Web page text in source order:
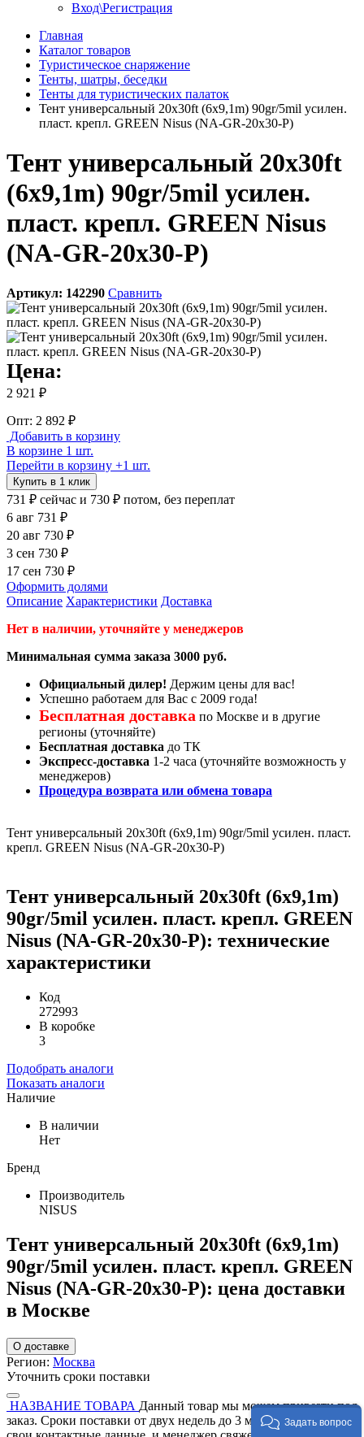
Вход\Регистрация
Главная
Каталог товаров
Туристическое снаряжение
Тенты, шатры, беседки
Тенты для туристических палаток
Тент универсальный 20x30ft (6x9,1m) 90gr/5mil усилен.
пласт. крепл. GREEN Nisus (NA-GR-20x30-P)
Тент универсальный 20x30ft
(6x9,1m) 90gr/5mil усилен.
пласт. крепл. GREEN Nisus
(NA-GR-20x30-P)
Артикул: 142290 Сравнить
Цена:
2 921 ₽
Опт: 2 892 ₽
Добавить в корзину
В корзине 1 шт.
Перейти в корзину +1 шт.
Купить в 1 клик
731 ₽ сейчас и 730 ₽ потом, без переплат
6 авг 731 ₽
20 авг 730 ₽
3 сен 730 ₽
17 сен 730 ₽
Оформить долями
Описание Характеристики Доставка
Нет в наличии, уточняйте у менеджеров
Минимальная сумма заказа 3000 руб.
Официальный дилер! Держим цены для вас!
Успешно работаем для Вас с 2009 года!
Бесплатная доставка по Москве и в другие
регионы (уточняйте)
Бесплатная доставка до ТК
Экспресс-доставка 1-2 часа (уточняйте возможность у
менеджеров)
Процедура возврата или обмена товара
Тент универсальный 20x30ft (6x9,1m) 90gr/5mil усилен. пласт.
крепл. GREEN Nisus (NA-GR-20x30-P)
Тент универсальный 20x30ft (6x9,1m)
90gr/5mil усилен. пласт. крепл. GREEN
Nisus (NA-GR-20x30-P): технические
характеристики
Код
272993
В коробке
3
Подобрать аналоги
Показать аналоги
Наличие
В наличии
Нет
Бренд
Производитель
NISUS
Тент универсальный 20x30ft (6x9,1m)
90gr/5mil усилен. пласт. крепл. GREEN
Nisus (NA-GR-20x30-P): цена доставки
в Москве
О доставке
Регион: Москва
Уточнить сроки поставки
НАЗВАНИЕ ТОВАРА Данный товар мы можем привезти под
заказ. Сроки поставки от двух недель до 3 месяцев. Оставте
Задать вопрос